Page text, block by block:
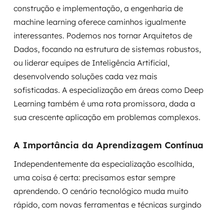
construção e implementação, a engenharia de
machine learning oferece caminhos igualmente
interessantes. Podemos nos tornar Arquitetos de
Dados, focando na estrutura de sistemas robustos,
ou liderar equipes de Inteligência Artificial,
desenvolvendo soluções cada vez mais
sofisticadas. A especialização em áreas como Deep
Learning também é uma rota promissora, dada a
sua crescente aplicação em problemas complexos.
A Importância da Aprendizagem Contínua
Independentemente da especialização escolhida,
uma coisa é certa: precisamos estar sempre
aprendendo. O cenário tecnológico muda muito
rápido, com novas ferramentas e técnicas surgindo